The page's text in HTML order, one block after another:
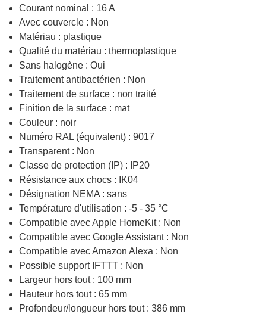
Courant nominal : 16 A
Avec couvercle : Non
Matériau : plastique
Qualité du matériau : thermoplastique
Sans halogène : Oui
Traitement antibactérien : Non
Traitement de surface : non traité
Finition de la surface : mat
Couleur : noir
Numéro RAL (équivalent) : 9017
Transparent : Non
Classe de protection (IP) : IP20
Résistance aux chocs : IK04
Désignation NEMA : sans
Température d'utilisation : -5 - 35 °C
Compatible avec Apple HomeKit : Non
Compatible avec Google Assistant : Non
Compatible avec Amazon Alexa : Non
Possible support IFTTT : Non
Largeur hors tout : 100 mm
Hauteur hors tout : 65 mm
Profondeur/longueur hors tout : 386 mm